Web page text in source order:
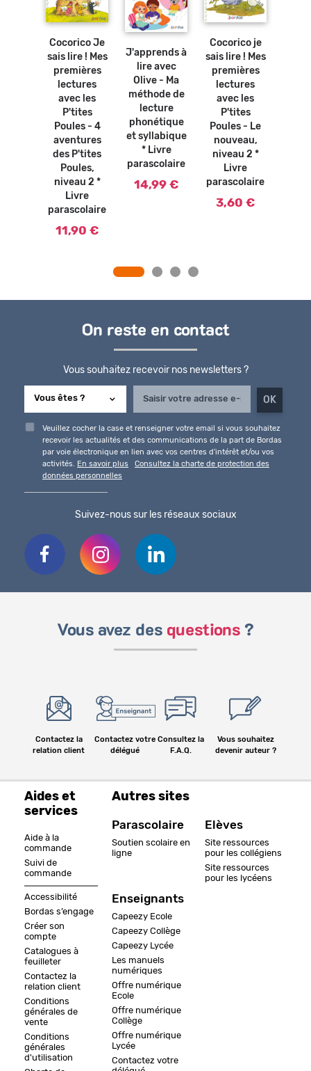
Ajouter
au
Cocorico Je
sais lire ! Mes
premières
lectures
avec les
P'tites
Poules - 4
aventures
des P'tites
Poules,
niveau 2 *
Livre
parascolaire
11,90 €
Ajouter
au
J'apprends à
lire avec
Olive - Ma
méthode de
lecture
phonétique
et syllabique
* Livre
parascolaire
14,99 €
Ajouter
au
Cocorico je
sais lire ! Mes
premières
lectures
avec les
P'tites
Poules - Le
nouveau,
niveau 2 *
Livre
parascolaire
3,60 €
On reste en contact
Vous souhaitez recevoir nos newsletters ?
Veuillez cocher la case et renseigner votre email si vous souhaitez
recevoir les actualités et des communications de la part de Bordas
par voie électronique en lien avec vos centres d'intérêt et/ou vos
activités.
En savoir plus
Consultez la charte de protection des
données personnelles
Suivez-nous sur les réseaux sociaux
Vous avez des questions ?
Contactez la
relation client
Contactez votre
délégué
Consultez la
F.A.Q.
Vous souhaitez
devenir auteur ?
Aides et
services
Aide à la
commande
Suivi de
commande
Accessibilité
Bordas s’engage
Créer son
compte
Catalogues à
feuilleter
Contactez la
relation client
Conditions
générales de
vente
Conditions
générales
d'utilisation
Autres sites
Parascolaire
Soutien scolaire en
ligne
Enseignants
Capeezy Ecole
Capeezy Collège
Capeezy Lycée
Les manuels
numériques
Offre numérique
Ecole
Offre numérique
Collège
Offre numérique
Lycée
Contactez votre
Elèves
Site ressources
pour les collégiens
Site ressources
pour les lycéens